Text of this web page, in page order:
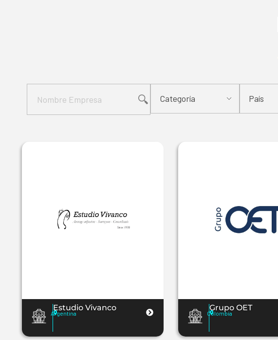
Estudio Vivanco
Argentina
Grupo OET
Colombia